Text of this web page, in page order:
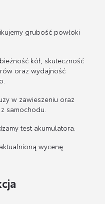
grubość powłoki
kół, skuteczność
oraz wydajność
w zawieszeniu oraz
samochodu.
test akumulatora.
wycenę